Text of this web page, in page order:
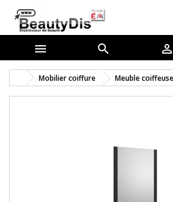
  
Mobilier coiffure Meuble